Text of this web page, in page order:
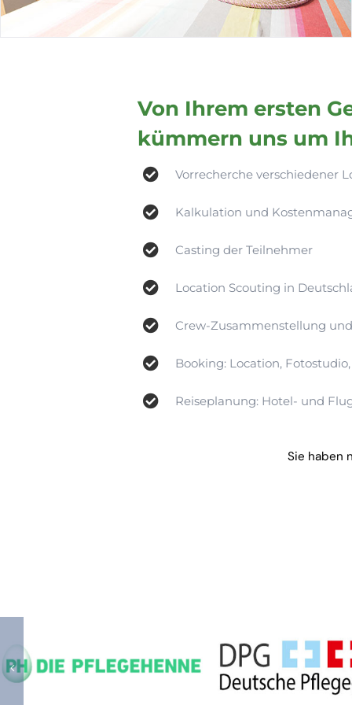
Von Ihrem ersten
kümmern uns um
Vorrecherche verschiedener
Kalkulation und
Casting der Teilnehmer
Location Scouting in
Crew-Zusammenstellung
Booking: Location,
Reiseplanung: Hotel- und
Sie haben